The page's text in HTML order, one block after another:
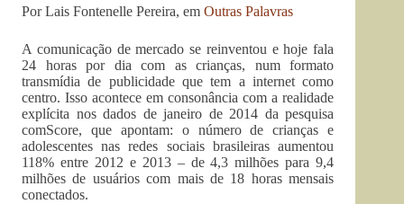
Por Lais Fontenelle Pereira, em Outras Palavras
A comunicação de mercado se reinventou e hoje fala
24 horas por dia com as crianças, num formato
transmídia de publicidade que tem a internet como
centro. Isso acontece em consonância com a realidade
explícita nos dados de janeiro de 2014 da pesquisa
comScore, que apontam: o número de crianças e
adolescentes nas redes sociais brasileiras aumentou
118% entre 2012 e 2013 – de 4,3 milhões para 9,4
milhões de usuários com mais de 18 horas mensais
conectados.